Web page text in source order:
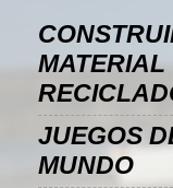
MATERIAL
JUEGOS
MUNDO